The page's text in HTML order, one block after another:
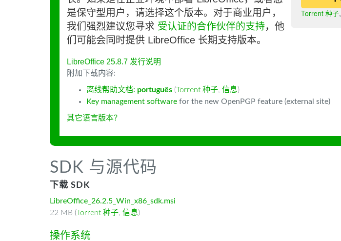
Torrent 种子,
是保守型用户，请选择这个版本。对于商业用户，
我们强烈建议您寻求 受认证的合作伙伴的支持，他
们可能会同时提供 LibreOffice 长期支持版本。
LibreOffice 25.8.7 发行说明
附加下载内容:
离线帮助文档: português (Torrent 种子, 信息)
Key management software for the new OpenPGP feature (external site)
其它语言版本？
SDK 与源代码
下载 SDK
LibreOffice_26.2.5_Win_x86_sdk.msi
22 MB (Torrent 种子, 信息)
操作系统